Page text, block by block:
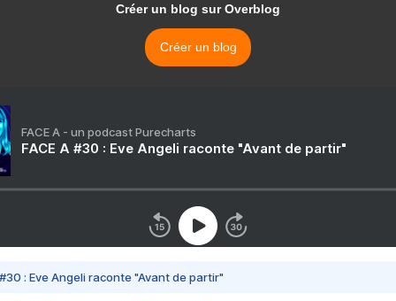
Créer un blog sur Overblog
Créer un blog
FACE A - un podcast Purecharts
FACE A #30 : Eve Angeli raconte "Avant de partir"
#30 : Eve Angeli raconte "Avant de partir"